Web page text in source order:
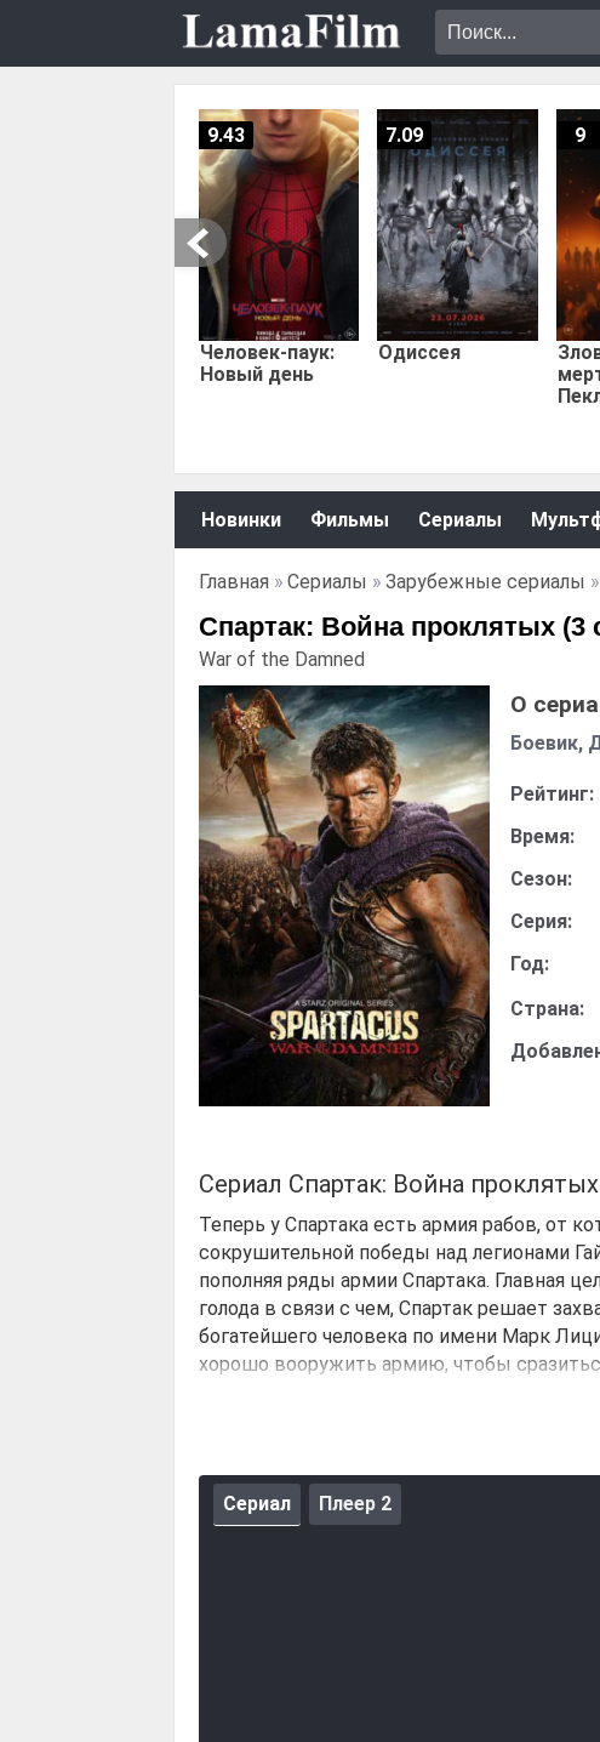
Человек-паук:
Новый день
9.43
Одиссея
7.09 9
Новинки Фильмы Сериалы
Главная » Сериалы » Зарубежные сериалы »
Спартак: Война проклятых (3
War of the Damned
О
Боевик,
Рейтинг:
Время:
Сезон:
Серия:
Год:
Страна:
Сериал Спартак: Война
Теперь у Спартака есть армия рабов, от
сокрушительной победы над легионами
пополняя ряды армии Спартака. Главная
голода в связи с чем, Спартак решает
богатейшего человека по имени Марк
хорошо вооружить армию, чтобы
Сериал Плеер 2